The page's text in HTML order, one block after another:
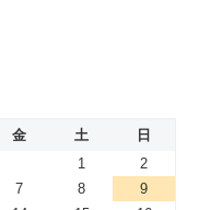
金 土
日
1
2
7 8
9